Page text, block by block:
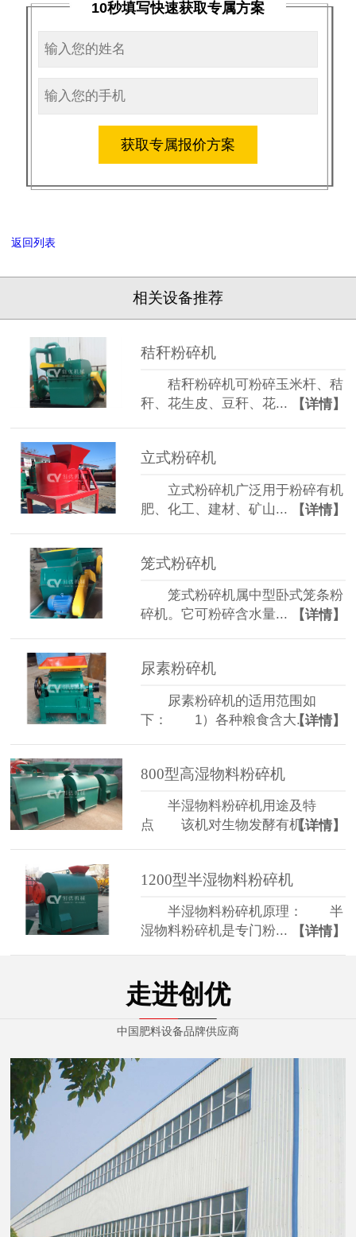
10秒填写快速获取专属方案
获取专属报价方案
返回列表
相关设备推荐
秸秆粉碎机
秸秆粉碎机可粉碎玉米杆、秸
秆、花生皮、豆秆、花...
【详情】
立式粉碎机
立式粉碎机广泛用于粉碎有机
肥、化工、建材、矿山...
【详情】
笼式粉碎机
笼式粉碎机属中型卧式笼条粉
碎机。它可粉碎含水量...
【详情】
尿素粉碎机
尿素粉碎机的适用范围如
下： 1）各种粮食含大...【详情】
800型高湿物料粉碎机
半湿物料粉碎机用途及特
点 该机对生物发酵有机...【详情】
1200型半湿物料粉碎机
半湿物料粉碎机原理： 半
湿物料粉碎机是专门粉...
【详情】
走进创优
中国肥料设备品牌供应商